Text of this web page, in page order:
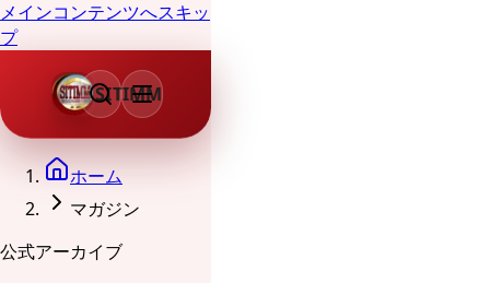
メインコンテンツへスキッ
プ
SITIMM
ホーム
マガジン
公式アーカイブ